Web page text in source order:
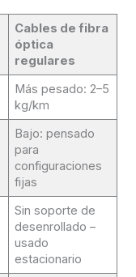
Cables de fibra
óptica
regulares
Más pesado: 2–5
kg/km
Bajo: pensado
para
configuraciones
fijas
Sin soporte de
desenrollado –
usado
estacionario